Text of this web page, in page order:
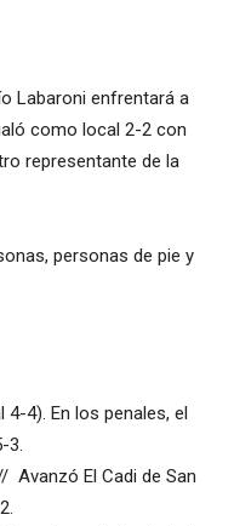
Labaroni enfrentará a
como local 2-2 con
representante de la
4). En los penales, el
Avanzó El Cadi de San